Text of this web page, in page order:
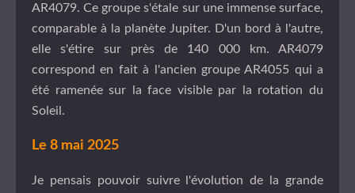
AR4079. Ce groupe s'étale sur une immense surface,
comparable à la planète Jupiter. D'un bord à l'autre,
elle s'étire sur près de 140 000 km. AR4079
correspond en fait à l'ancien groupe AR4055 qui a
été ramenée sur la face visible par la rotation du
Soleil.
Le 8 mai 2025
Je pensais pouvoir suivre l'évolution de la grande